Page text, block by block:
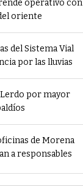
operativo con
oriente
del Sistema Vial
por las lluvias
por mayor
de Morena
a responsables